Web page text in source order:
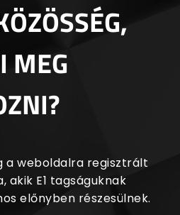
MEG
a weboldalra regisztrált
akik E1 tagságuknak
előnyben részesülnek.